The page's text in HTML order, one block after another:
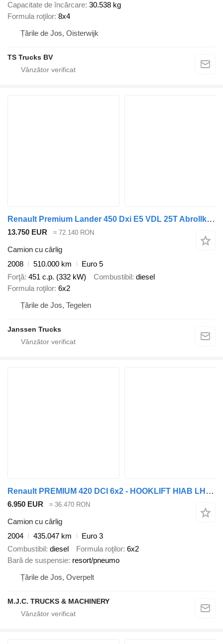
Capacitate de încărcare 30.538 kg
Formula roţilor 8x4
Țările de Jos, Oisterwijk
TS Trucks BV
Renault Premium Lander 450 Dxi E5 VDL 25T Abrollkipper
13.750 EUR ≈ 72.140 RON
Camion cu cârlig
2008
510.000 km
Euro 5
Forţă 451 c.p. (332 kW) Combustibil diesel
Formula roţilor 6x2
Țările de Jos, Tegelen
Janssen Trucks
Renault PREMIUM 420 DCI 6x2 - HOOKLIFT HIAB LHT 260 - BIG AXLE HUB REDUC
6.950 EUR ≈ 36.470 RON
Camion cu cârlig
2004
435.047 km
Euro 3
Combustibil diesel Formula roţilor 6x2
Bară de suspensie resort/pneumo
Țările de Jos, Overpelt
M.J.C. TRUCKS & MACHINERY